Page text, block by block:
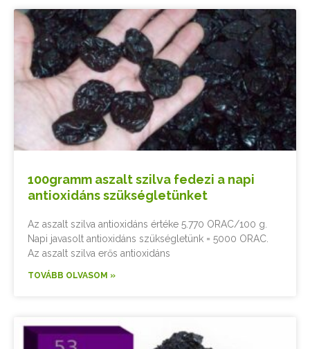
100gramm aszalt szilva fedezi a napi
antioxidáns szükségletünket
Az aszalt szilva antioxidáns értéke 5.770 ORAC/100 g.
Napi javasolt antioxidáns szükségletünk = 5000 ORAC.
Az aszalt szilva erős antioxidáns
TOVÁBB OLVASOM »